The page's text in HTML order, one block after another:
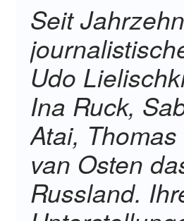
Seit
Udo
Ina Ruck,
Atai,
van Osten
Russland.